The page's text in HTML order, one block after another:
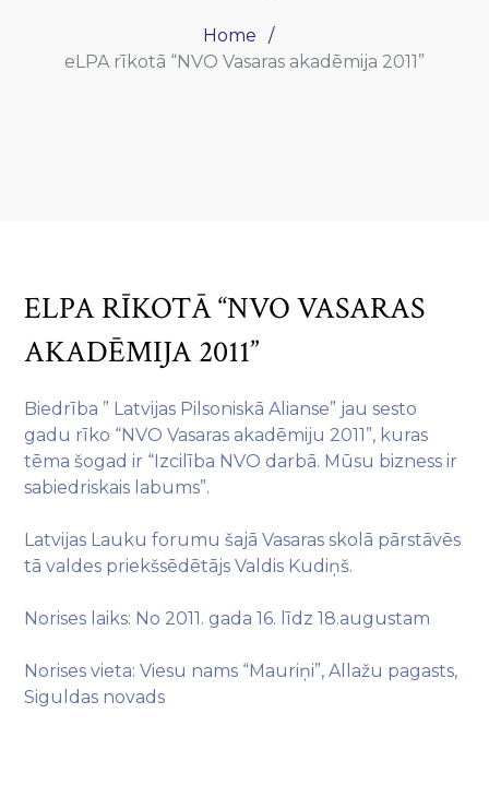
Home
eLPA rīkotā “NVO Vasaras akadēmija 2011”
ELPA RĪKOTĀ “NVO VASARAS
AKADĒMIJA 2011”
Biedrība ” Latvijas Pilsoniskā Alianse” jau sesto
gadu rīko “NVO Vasaras akadēmiju 2011”, kuras
tēma šogad ir “Izcilība NVO darbā. Mūsu bizness ir
sabiedriskais labums”.
Latvijas Lauku forumu šajā Vasaras skolā pārstāvēs
tā valdes priekšsēdētājs Valdis Kudiņš.
Norises laiks: No 2011. gada 16. līdz 18.augustam
Norises vieta: Viesu nams “Mauriņi”, Allažu pagasts,
Siguldas novads